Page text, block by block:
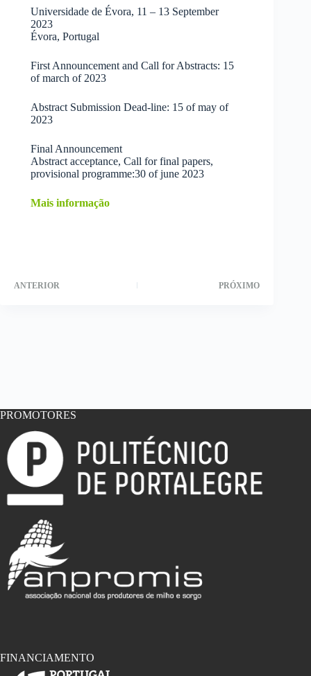
Universidade de Évora, 11 – 13 September
2023
Évora, Portugal
First Announcement and Call for Abstracts: 15
of march of 2023
Abstract Submission Dead-line: 15 of may of
2023
Final Announcement
Abstract acceptance, Call for final papers,
provisional programme:30 of june 2023
Mais informação
ANTERIOR PRÓXIMO
PROMOTORES
FINANCIAMENTO